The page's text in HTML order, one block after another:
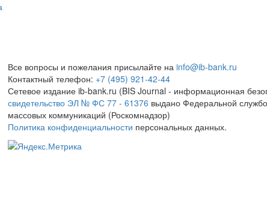
Все вопросы и пожелания присылайте на info@ib-bank.ru
Контактный телефон: +7 (495) 921-42-44
Сетевое издание ib-bank.ru (BIS Journal - информационная
свидетельство ЭЛ № ФС 77 - 61376 выдано Федеральной
массовых коммуникаций (Роскомнадзор)
Политика конфиденциальности персональных данных.